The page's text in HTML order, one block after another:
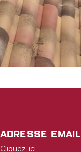
Adresse email
Cliquez-ici